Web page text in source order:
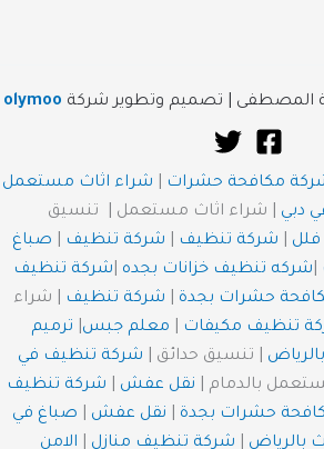
olymoo
مكافحة حشرات
شراء اثاث مستعمل
دبي | شراء اثاث مستعمل | تنسيق
شركة تنظيف شركة تنظيف
صباغ
شركه تنظيف خزانات بجده
شركة تنظيف
حشرات بجدة شركة تنظيف
| شراء
تنظيف مكيفات معلم جبس
ترميم
| تنسيق حدائق | شركة تنظيف في
بالدمام | نقل عفش
شركة تنظيف
حشرات بجدة نقل عفش
صباغ في
بالرياض شركة تنظيف منازل الامن